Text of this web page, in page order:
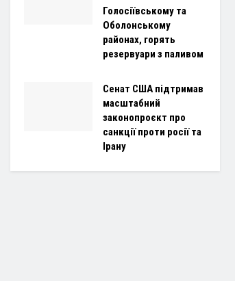
Голосіївському та
Оболонському
районах, горять
резервуари з паливом
Сенат США підтримав
масштабний
законопроєкт про
санкції проти росії та
Ірану